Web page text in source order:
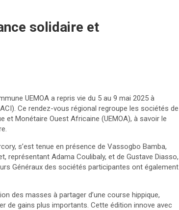
solidaire et
UEMOA a repris vie du 5 au 9 mai 2025 à
Ce rendez-vous régional regroupe les sociétés de
et Monétaire Ouest Africaine (UEMOA), à savoir le
s’est tenue en présence de Vassogbo Bamba,
représentant Adama Coulibaly, et de Gustave Diasso,
Généraux des sociétés participantes ont également
des masses à partager d’une course hippique,
de gains plus importants. Cette édition innove avec